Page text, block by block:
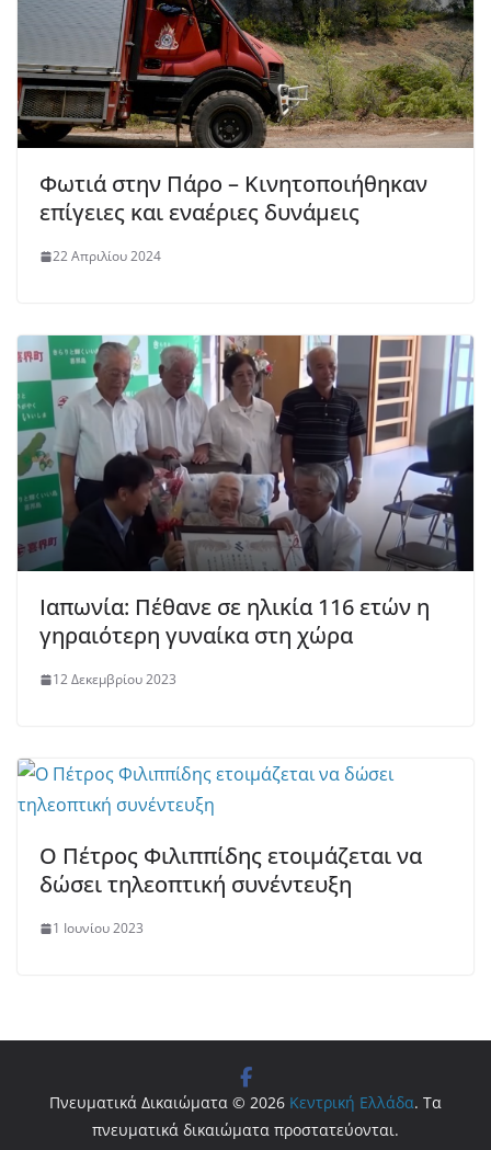
Φωτιά στην Πάρο – Κινητοποιήθηκαν
επίγειες και εναέριες δυνάμεις
22 Απριλίου 2024
Ιαπωνία: Πέθανε σε ηλικία 116 ετών η
γηραιότερη γυναίκα στη χώρα
12 Δεκεμβρίου 2023
Ο Πέτρος Φιλιππίδης ετοιμάζεται να
δώσει τηλεοπτική συνέντευξη
1 Ιουνίου 2023
Πνευματικά Δικαιώματα © 2026 Κεντρική Ελλάδα. Τα
πνευματικά δικαιώματα προστατεύονται.